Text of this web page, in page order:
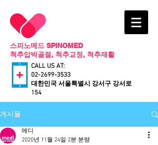
스피노메드 SPINOMED
척추압박골절, 척추교정, 척추재활
CALL US AT:
02-2699-3533
​대한민국 서울특별시 강서구 강서로
154
게시물
메디
2020년 11월 24일 2분 분량